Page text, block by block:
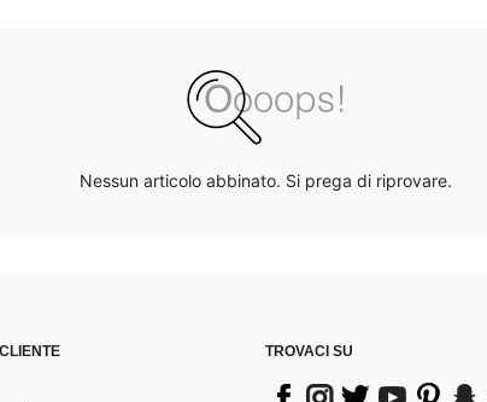
Nessun articolo abbinato. Si prega di riprovare.
TROVACI SU